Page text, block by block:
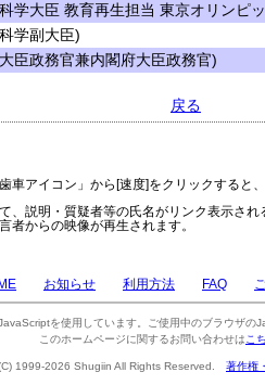
学大臣 教育再生担当 東京オリンピ
学副大臣)
臣政務官兼内閣府大臣政務官)
戻る
車アイコン」から[速度]をクリックすると
、説明・質疑者等の氏名がリンク表示さ
者からの映像が再生されます。
お知らせ 利用方法 FAQ
を使用しています。ご使用中のブラウザの
このホームページに関するお問い合わせは こ
1999-2026 Shugiin All Rights Reserved. 著作権